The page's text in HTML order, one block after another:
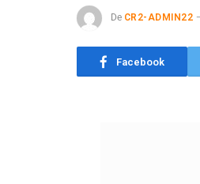
De CR2-ADMIN22
Facebook